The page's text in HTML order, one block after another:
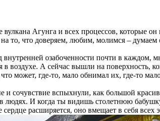
Агунга и всех процессов, которые
что доверяем, любим, молимся – думаем
озабоченности почти в каждом,
воздухе. А сейчас вышли на поверхность,
где-то, мало обнимал их, где-то
сочувствие вспыхнули, как большой
И когда ты видишь столетнюю
расширяется, оно вмещает в себя